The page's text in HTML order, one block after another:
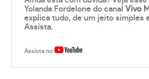
Yolanda Fordelone do canalVivo
explica tudo, de um jeito simples
Assista.
Assista no